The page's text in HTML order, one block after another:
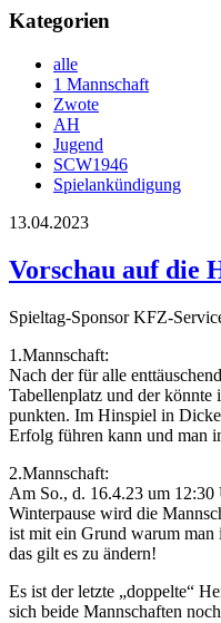
Kategorien
alle
1 Mannschaft
Zwote
AH
Jugend
SCW1946
Spielankündigung
13.04.2023
Vorschau auf die
Spieltag-Sponsor KFZ-
1.Mannschaft:
Nach der für alle
Tabellenplatz und der könnte
punkten. Im Hinspiel in
Erfolg führen kann und man
2.Mannschaft:
Am So., d. 16.4.23 um 12:30
Winterpause wird die
ist mit ein Grund warum man
das gilt es zu ändern!
Es ist der letzte „doppelte“
sich beide Mannschaften